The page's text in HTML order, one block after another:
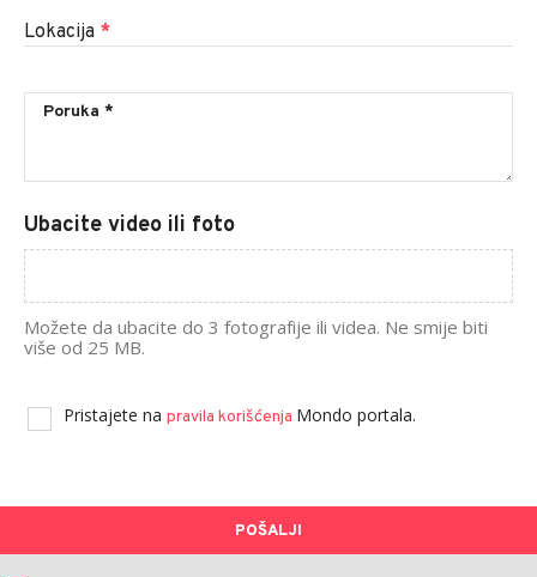
Lokacija *
Ubacite video ili foto
Možete da ubacite do 3 fotografije ili videa. Ne smije biti
više od 25 MB.
Pristajete na pravila korišćenja Mondo portala.
POŠALJI